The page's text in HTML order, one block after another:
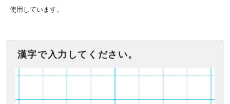
使用しています。
漢字で入力してください。